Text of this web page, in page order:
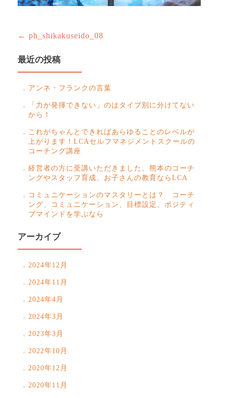
投
稿
ナ
ビ
ー
シ
ョ
ン
← ph_shikakuseido_08
最近の投稿
アンネ・フランクの言葉
「力が発揮できない」のはタイプ別に分けてない
から！
これがちゃんとできればあらゆることのレベルが
上がります！LCAセルフマネジメントスクールの
コーチング講座
経営者の方に受講いただきました。熊本のコーチ
ングやスタッフ育成、お子さんの教育ならLCA
コミュニケーションのマスタリーとは？ コーチ
ング、コミュニケーション、目標設定、ポジティ
ブマインドを学ぶなら
アーカイブ
2024年12月
2024年11月
2024年4月
2024年3月
2023年3月
2022年10月
2020年12月
2020年11月